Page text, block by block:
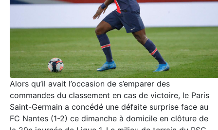
Alors qu’il avait l’occasion de s’emparer des
commandes du classement en cas de victoire, le Paris
Saint-Germain a concédé une défaite surprise face au
FC Nantes (1-2) ce dimanche à domicile en clôture de